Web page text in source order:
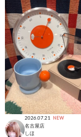
2026.07.21 NEW
名古屋店
しほ